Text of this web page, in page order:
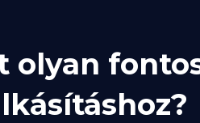
olyan